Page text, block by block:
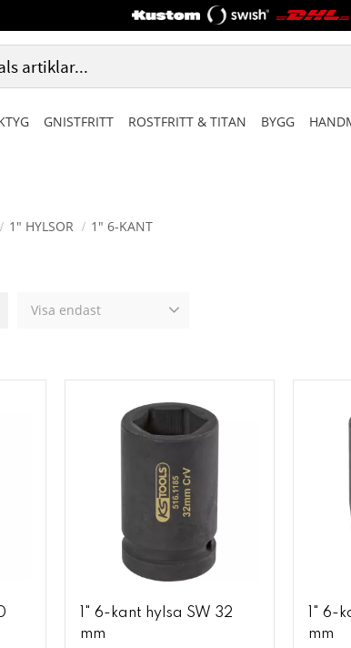
GNISTFRITT ROSTFRITT & TITAN BYGG
1" HYLSOR 1" 6-KANT
Visa endast
1" 6-kant hylsa SW 32
mm
1" 6-
mm